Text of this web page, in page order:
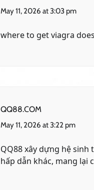
May 11, 2026 at 3:03 pm
where to get viagra
QQ88.COM
May 11, 2026 at 3:22 pm
QQ88 xây dựng hệ
hấp dẫn khác, mang lại